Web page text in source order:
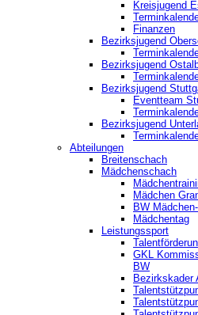
Kreisjugend
Finanzen
Bezirksjugend
Bezirksjugend
Bezirksjugend
‎Eventteam
Bezirksjugend
Abteilungen
Breitenschach
Mädchenschach
Mädchen
BW
Mädchentag
Leistungssport
GKL
BW
Bezirkskader